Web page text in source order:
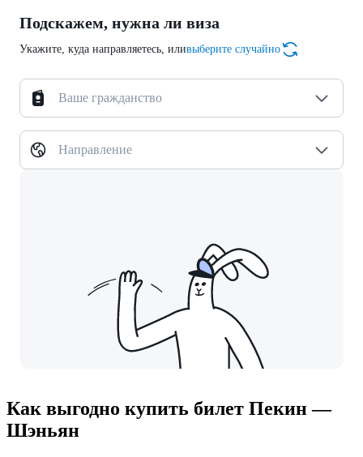
Подскажем, нужна ли виза
Укажите, куда направляетесь, иливыберите случайно
Ваше гражданство
Направление
Как выгодно купить билет Пекин —
Шэньян